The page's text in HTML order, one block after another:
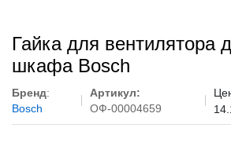
Гайка для вентилятора
шкафа Bosch
Бренд:
Bosch
Артикул:
ОФ-00004659